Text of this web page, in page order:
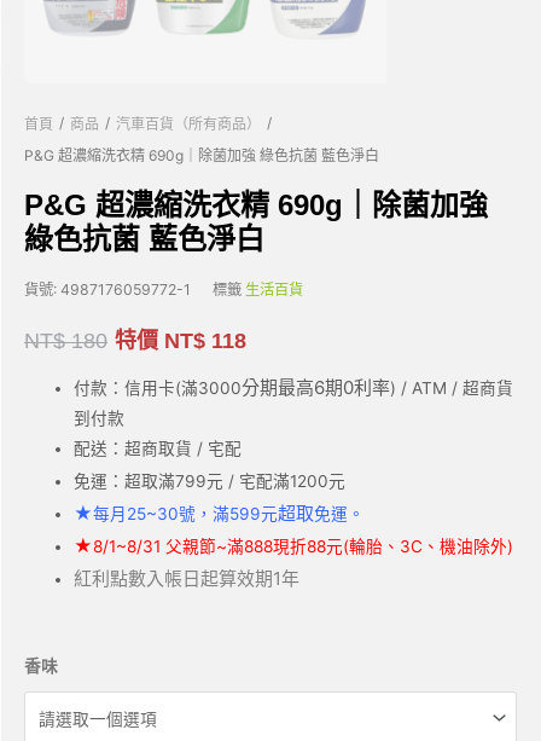
首頁 / 商品 / 汽車百貨（所有商品）
/
P&G 超濃縮洗衣精 690g｜除菌加強 綠色抗菌 藍色淨白
P&G 超濃縮洗衣精 690g｜除菌加強
綠色抗菌 藍色淨白
貨號: 4987176059772-1 標籤 生活百貨
NT$180 特價 NT$ 118
付款：信用卡(滿3000分期最高6期0利率) / ATM / 超商貨
到付款
配送：超商取貨 / 宅配
免運：超取滿799元 / 宅配滿1200元
★每月25~30號，滿599元超取免運。
★8/1~8/31 父親節~滿888現折88元(輪胎、3C、機油除外)
紅利點數入帳日起算效期1年
香味